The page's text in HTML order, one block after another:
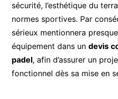
sécurité, l’esthétique du
normes sportives. Par
sérieux mentionnera
équipement dans un devis
padel, afin d’assurer un
fonctionnel dès sa mise en